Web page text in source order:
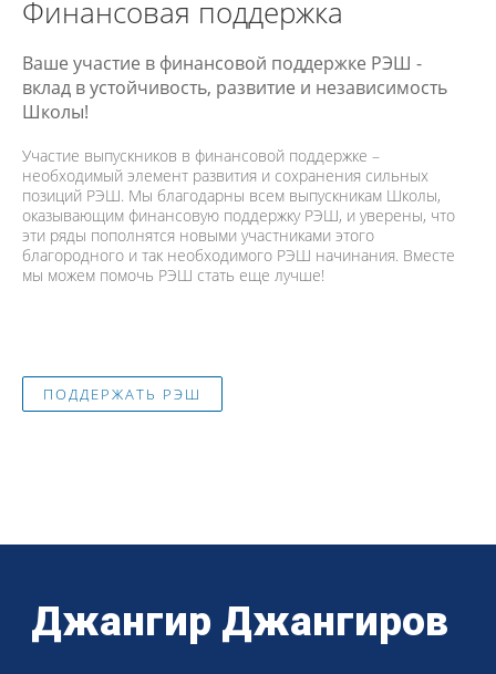
Финансовая поддержка
Ваше участие в финансовой поддержке РЭШ -
вклад в устойчивость, развитие и независимость
Школы!
Участие выпускников в финансовой поддержке –
необходимый элемент развития и сохранения сильных
позиций РЭШ. Мы благодарны всем выпускникам Школы,
оказывающим финансовую поддержку РЭШ, и уверены, что
эти ряды пополнятся новыми участниками этого
благородного и так необходимого РЭШ начинания. Вместе
мы можем помочь РЭШ стать еще лучше!
ПОДДЕРЖАТЬ РЭШ
Джангир Джангиров